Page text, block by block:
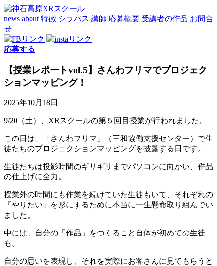
news about 特徴 シラバス 講師 応募概要 受講者の作品 お問合
せ
応募する
【授業レポートvol.5】さんわフリマでプロジェク
ションマッピング！
2025年10月18日
9/20（土）、XRスクールの第５回目授業が行われました。
この日は、「さんわフリマ」（三和協働支援センター）で生
徒たちのプロジェクションマッピングを披露する日です。
生徒たちは投影時間のギリギリまでパソコンに向かい、作品
の仕上げに全力。
授業外の時間にも作業を続けていた生徒もいて、それぞれの
「やりたい」を形にするために本当に一生懸命取り組んでい
ました。
中には、自分の「作品」をつくること自体が初めての生徒
も。
自分の思いを表現し、それを実際にお客さんに見てもらうと